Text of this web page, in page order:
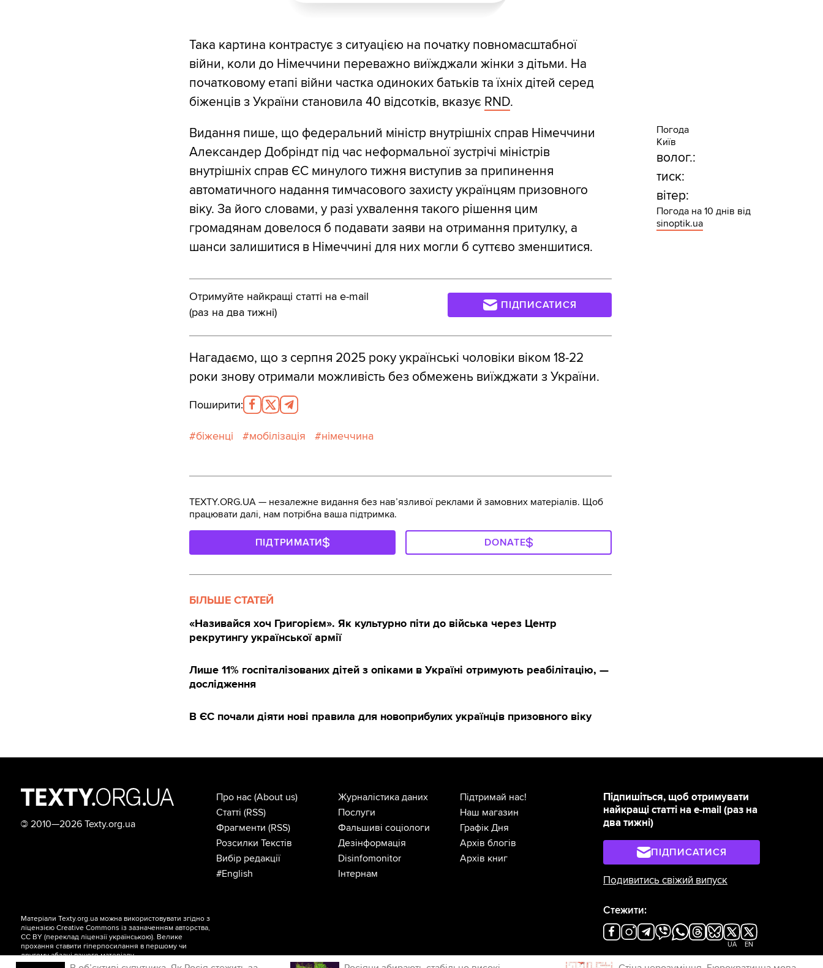
Така картина контрастує з ситуацією на початку повномасштабної
війни, коли до Німеччини переважно виїжджали жінки з дітьми. На
початковому етапі війни частка одиноких батьків та їхніх дітей серед
біженців з України становила 40 відсотків, вказує RND.
Видання пише, що федеральний міністр внутрішніх справ Німеччини
Александер Добріндт під час неформальної зустрічі міністрів
внутрішніх справ ЄС минулого тижня виступив за припинення
автоматичного надання тимчасового захисту українцям призовного
віку. За його словами, у разі ухвалення такого рішення цим
громадянам довелося б подавати заяви на отримання притулку, а
шанси залишитися в Німеччині для них могли б суттєво зменшитися.
Отримуйте найкращі статті на e-mail
(раз на два тижні)
ПІДПИСАТИСЯ
Нагадаємо, що з серпня 2025 року українські чоловіки віком 18-22
роки знову отримали можливість без обмежень виїжджати з України.
Поширити:
біженці мобілізація німеччина
Погода
Київ
волог.:
тиск:
вітер:
Погода на 10 днів від
sinoptik.ua
TEXTY.ORG.UA — незалежне видання без навʼязливої реклами й замовних матеріалів. Щоб
працювати далі, нам потрібна ваша підтримка.
ПІДТРИМАТИ DONATE
БІЛЬШЕ СТАТЕЙ
«Називайся хоч Григорієм». Як культурно піти до війська через Центр
рекрутингу української армії
Лише 11% госпіталізованих дітей з опіками в Україні отримують реабілітацію, —
дослідження
В ЄС почали діяти нові правила для новоприбулих українців призовного віку
© 2010—2026 Texty.org.ua
Підпишіться, щоб отримувати
найкращі статті на e-mail (раз на
два тижні)
ПІДПИСАТИСЯ
Подивитись свіжий випуск
Стежити:
UA EN
Про нас (About us)
Статті (RSS)
Фрагменти (RSS)
Розсилки Текстів
Вибір редакції
#English
Журналістика даних
Послуги
Фальшиві соціологи
Дезінформація
Disinfomonitor
Інтернам
Підтримай нас!
Наш магазин
Графік Дня
Архів блогів
Архів книг
Матеріали Texty.org.ua можна використовувати згідно з
ліцензієюCreative Commons із зазначенням авторства,
CC BY (переклад ліцензіїукраїнською). Велике
прохання ставити гіперпосилання в першому чи
другому абзаці вашого матеріалу.